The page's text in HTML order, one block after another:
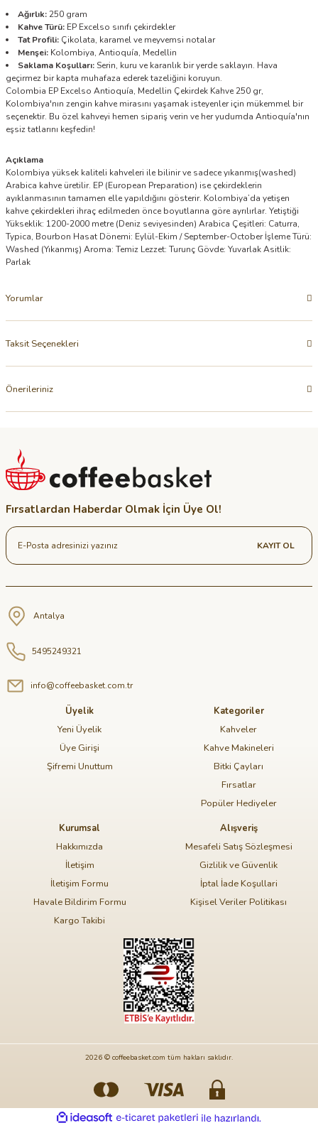
Ağırlık:250 gram
Kahve Türü: EP Excelso sınıfı çekirdekler
Tat Profili: Çikolata, karamel ve meyvemsi notalar
Menşei: Kolombiya, Antioquía, Medellin
Saklama Koşulları:Serin, kuru ve karanlık bir yerde saklayın. Hava
geçirmez bir kapta muhafaza ederek tazeliğini koruyun.
Colombia EP Excelso Antioquía, Medellin Çekirdek Kahve 250 gr,
Kolombiya'nın zengin kahve mirasını yaşamak isteyenler için mükemmel bir
seçenektir. Bu özel kahveyi hemen sipariş verin ve her yudumda Antioquía'nın
eşsiz tatlarını keşfedin!
Açıklama
Kolombiya yüksek kaliteli kahveleri ile bilinir ve sadece yıkanmış(washed)
Arabica kahve üretilir. EP (European Preparation) ise çekirdeklerin
ayıklanmasının tamamen elle yapıldığını gösterir. Kolombiya’da yetişen
kahve çekirdekleri ihraç edilmeden önce boyutlarına göre ayrılırlar. Yetiştiği
Yükseklik: 1200-2000 metre (Deniz seviyesinden) Arabica Çeşitleri: Caturra,
Typica, Bourbon Hasat Dönemi: Eylül-Ekim / September-October İşleme Türü:
Washed (Yıkanmış) Aroma: Temiz Lezzet: Turunç Gövde: Yuvarlak Asitlik:
Parlak
Yorumlar
Taksit Seçenekleri
Önerileriniz
Fırsatlardan Haberdar Olmak İçin Üye Ol!
KAYIT OL
Antalya
5495249321
info@coffeebasket.com.tr
Üyelik
Yeni Üyelik
Üye Girişi
Şifremi Unuttum
Kategoriler
Kahveler
Kahve Makineleri
Bitki Çayları
Fırsatlar
Popüler Hediyeler
Kurumsal
Hakkımızda
İletişim
İletişim Formu
Havale Bildirim Formu
Kargo Takibi
Alışveriş
Mesafeli Satış Sözleşmesi
Gizlilik ve Güvenlik
İptal İade Koşullari
Kişisel Veriler Politikası
2026 © coffeebasket.com tüm hakları saklıdır.
ideasoft
e-